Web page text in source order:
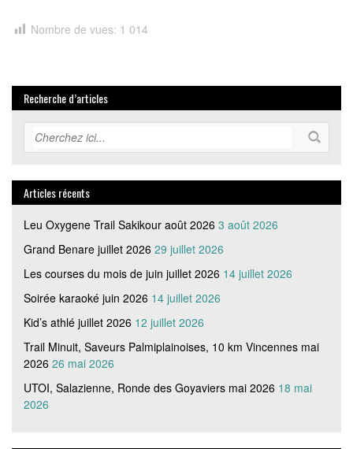
Nombre de vues: 1 014
Recherche d’articles
Articles récents
Leu Oxygene Trail Sakikour août 2026 3 août 2026
Grand Benare juillet 2026 29 juillet 2026
Les courses du mois de juin juillet 2026 14 juillet 2026
Soirée karaoké juin 2026 14 juillet 2026
Kid’s athlé juillet 2026 12 juillet 2026
Trail Minuit, Saveurs Palmiplainoises, 10 km Vincennes mai
2026 26 mai 2026
UTOI, Salazienne, Ronde des Goyaviers mai 2026 18 mai
2026